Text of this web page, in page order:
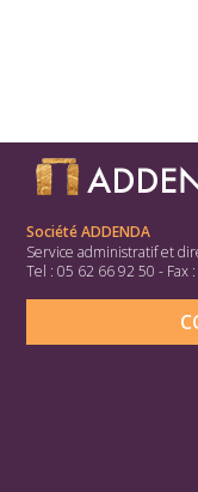
Société ADDENDA
Service administratif et
Tel : 05 62 66 92 50 -